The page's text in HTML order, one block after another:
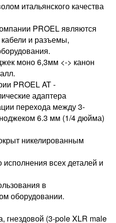
итальянского качества
PROEL являются
и разъемы,
моно 6,3мм <-> канон
PROEL AT -
адаптера
перехода между 3-
6.3 мм (1/4 дюйма)
никелированным
всех деталей и
в
оборудовании.
гнездовой (3-pole XLR male